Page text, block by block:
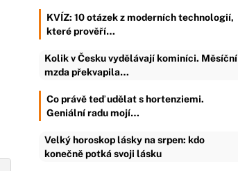
KVÍZ: 10 otázek z moderních technologií,
které prověří…
Kolik v Česku vydělávají kominíci. Měsíční
mzda překvapila…
Co právě teď udělat s hortenziemi.
Geniální radu mojí…
Velký horoskop lásky na srpen: kdo
konečně potká svoji lásku